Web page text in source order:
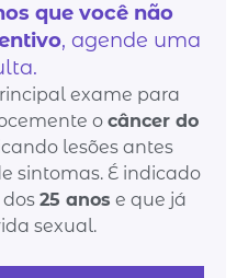
que você não
, agende uma
exame para
o câncer do
lesões antes
sintomas. É indicado
25 anos e que já
sexual.